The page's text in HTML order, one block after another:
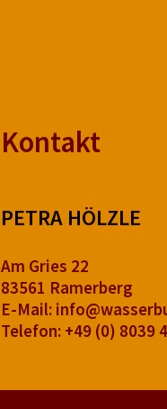
Kontakt
PETRA HÖLZLE
Am Gries 22
83561 Ramerberg
E-Mail:
Telefon: +49 (0) 8039